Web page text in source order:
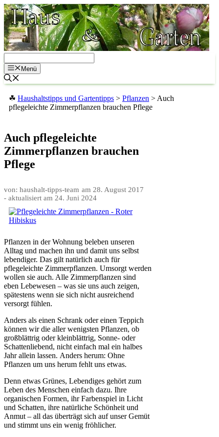
Zum
Inhalt
springen
Menü
☘ Haushaltstipps und Gartentipps > Pflanzen > Auch
pflegeleichte Zimmerpflanzen brauchen Pflege
Auch pflegeleichte
Zimmerpflanzen brauchen
Pflege
von: haushalt-tipps-team am 28. August 2017
- aktualisiert am 24. Juni 2024
Pflanzen in der Wohnung beleben unseren
Alltag und machen ihn und damit uns selbst
lebendiger. Das gilt natürlich auch für
pflegeleichte Zimmerpflanzen. Umsorgt werden
wollen sie auch. Alle Zimmerpflanzen sind
eben Lebewesen – was sie uns auch zeigen,
spätestens wenn sie sich nicht ausreichend
versorgt fühlen.
Anders als einen Schrank oder einen Teppich
können wir die aller wenigsten Pflanzen, ob
großblättrig oder kleinblättrig, Sonne- oder
Schattenliebend, nicht einfach mal ein halbes
Jahr allein lassen. Anders herum: Ohne
Pflanzen um uns herum fehlt uns etwas.
Denn etwas Grünes, Lebendiges gehört zum
Leben des Menschen einfach dazu. Ihre
organischen Formen, ihr Farbenspiel in Licht
und Schatten, ihre natürliche Schönheit und
Anmut – all das überträgt sich auf unser Gemüt
und stimmt uns ein wenig fröhlicher.